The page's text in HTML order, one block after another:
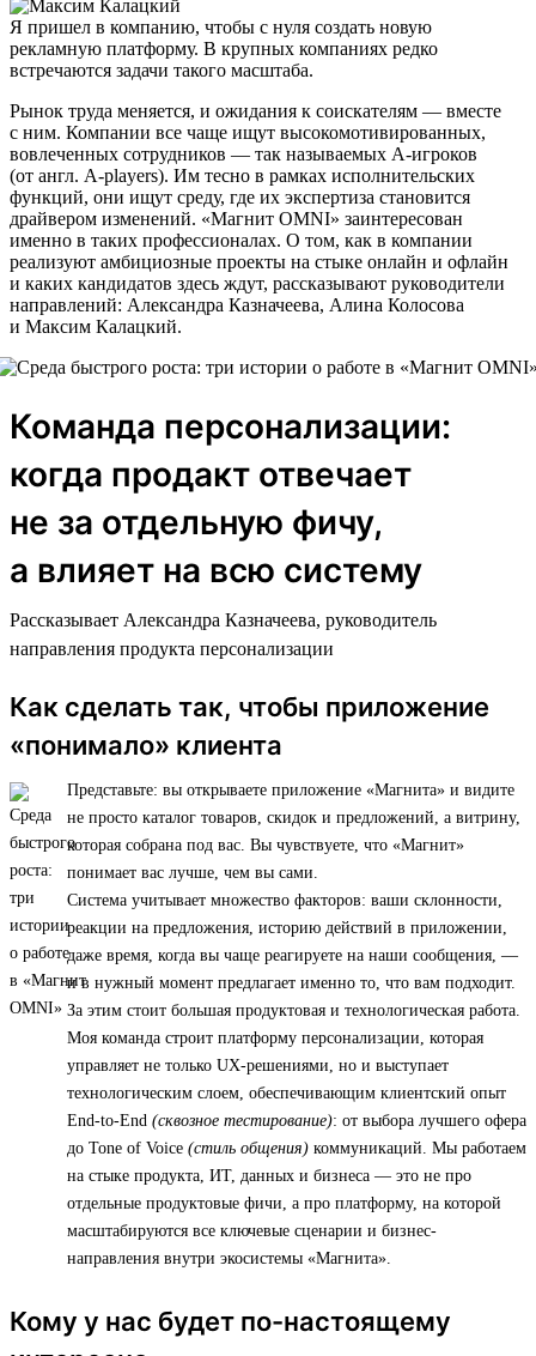
Я пришел в компанию, чтобы с нуля создать новую
рекламную платформу. В крупных компаниях редко
встречаются задачи такого масштаба.
Рынок труда меняется, и ожидания к соискателям — вместе
с ним. Компании все чаще ищут высокомотивированных,
вовлеченных сотрудников — так называемых А-игроков
(от англ. A-players). Им тесно в рамках исполнительских
функций, они ищут среду, где их экспертиза становится
драйвером изменений. «Магнит OMNI» заинтересован
именно в таких профессионалах. О том, как в компании
реализуют амбициозные проекты на стыке онлайн и офлайн
и каких кандидатов здесь ждут, рассказывают руководители
направлений: Александра Казначеева, Алина Колосова
и Максим Калацкий.
Команда персонализации:
когда продакт отвечает
не за отдельную фичу,
а влияет на всю систему
Рассказывает Александра Казначеева, руководитель
направления продукта персонализации
Как сделать так, чтобы приложение
«понимало» клиента
Представьте: вы открываете приложение «Магнита» и видите
не просто каталог товаров, скидок и предложений, а витрину,
которая собрана под вас. Вы чувствуете, что «Магнит»
понимает вас лучше, чем вы сами.
Система учитывает множество факторов: ваши склонности,
реакции на предложения, историю действий в приложении,
даже время, когда вы чаще реагируете на наши сообщения, —
и в нужный момент предлагает именно то, что вам подходит.
За этим стоит большая продуктовая и технологическая работа.
Моя команда строит платформу персонализации, которая
управляет не только UX-решениями, но и выступает
технологическим слоем, обеспечивающим клиентский опыт
End-to-End (сквозное тестирование): от выбора лучшего офера
до Tone of Voice (стиль общения) коммуникаций. Мы работаем
на стыке продукта, ИТ, данных и бизнеса — это не про
отдельные продуктовые фичи, а про платформу, на которой
масштабируются все ключевые сценарии и бизнес-
направления внутри экосистемы «Магнита».
Кому у нас будет по-настоящему